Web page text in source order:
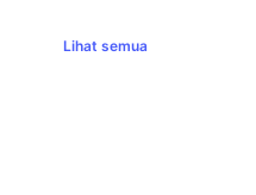
Lihat semua